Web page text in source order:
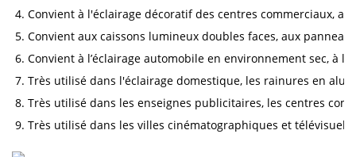
4. Convient à l'éclairage décoratif des centres commerciaux,
5. Convient aux caissons lumineux doubles faces, aux
6. Convient à l’éclairage automobile en environnement sec, à
7. Très utilisé dans l'éclairage domestique, les rainures en
8. Très utilisé dans les enseignes publicitaires, les centres
9. Très utilisé dans les villes cinématographiques et